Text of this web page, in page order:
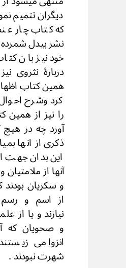
دیگران تتمیم
که کتاب چار
نشر بیدل
خود نیز بان
دربارۀ نثروی
همین کتاب
کرد وشرح
را نیز از همین
آورد چه در
ذکری از انها
این بدان جهت
آنها از
و سکریان بودند
از اسم و
نیازند و یا از
و صحویان که
انزوا می
شهرت نبودند .